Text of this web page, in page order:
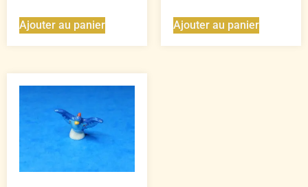
Ajouter au panier Ajouter au panier